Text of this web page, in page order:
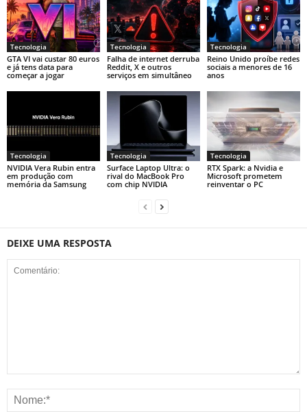
Tecnologia
GTA VI vai custar 80 euros
e já tens data para
começar a jogar
Tecnologia
Falha de internet derruba
Reddit, X e outros
serviços em simultâneo
Tecnologia
Reino Unido proíbe redes
sociais a menores de 16
anos
Tecnologia
NVIDIA Vera Rubin entra
em produção com
memória da Samsung
Tecnologia
Surface Laptop Ultra: o
rival do MacBook Pro
com chip NVIDIA
Tecnologia
RTX Spark: a Nvidia e
Microsoft prometem
reinventar o PC
DEIXE UMA RESPOSTA